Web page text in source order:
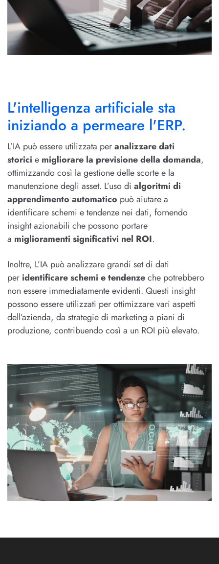
L'intelligenza artificiale sta
iniziando a permeare l'ERP.
L’IA può essere utilizzata peranalizzare dati
storici e migliorare la previsione della domanda,
ottimizzando così la gestione delle scorte e la
manutenzione degli asset. L’uso di algoritmi di
apprendimento automatico può aiutare a
identificare schemi e tendenze nei dati, fornendo
insight azionabili che possono portare
a miglioramenti significativi nel ROI.
Inoltre, L’IA può analizzare grandi set di dati
per identificare schemi e tendenzeche potrebbero
non essere immediatamente evidenti. Questi insight
possono essere utilizzati per ottimizzare vari aspetti
dell’azienda, da strategie di marketing a piani di
produzione, contribuendo così a un ROI più elevato.